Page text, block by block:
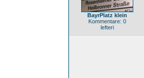
BayrPlatz klein
Kommentare: 0
lefteri